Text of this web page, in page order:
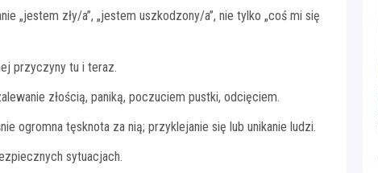
„jestem zły/a”, „jestem uszkodzony/a”, nie tylko „coś mi się
przyczyny tu i teraz.
złością, paniką, poczuciem pustki, odcięciem.
ogromna tęsknota za nią; przyklejanie się lub unikanie ludzi.
sytuacjach.